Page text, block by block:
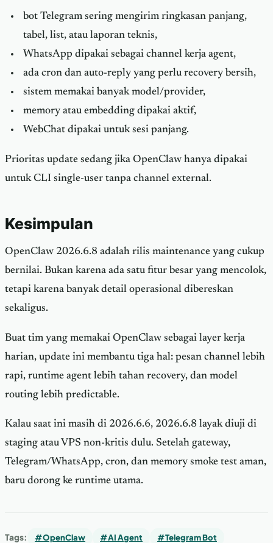
bot Telegram sering mengirim ringkasan panjang,
tabel, list, atau laporan teknis,
WhatsApp dipakai sebagai channel kerja agent,
ada cron dan auto-reply yang perlu recovery bersih,
sistem memakai banyak model/provider,
memory atau embedding dipakai aktif,
WebChat dipakai untuk sesi panjang.
Prioritas update sedang jika OpenClaw hanya dipakai
untuk CLI single-user tanpa channel external.
Kesimpulan
OpenClaw 2026.6.8 adalah rilis maintenance yang cukup
bernilai. Bukan karena ada satu fitur besar yang mencolok,
tetapi karena banyak detail operasional dibereskan
sekaligus.
Buat tim yang memakai OpenClaw sebagai layer kerja
harian, update ini membantu tiga hal: pesan channel lebih
rapi, runtime agent lebih tahan recovery, dan model
routing lebih predictable.
Kalau saat ini masih di 2026.6.6, 2026.6.8 layak diuji di
staging atau VPS non-kritis dulu. Setelah gateway,
Telegram/WhatsApp, cron, dan memory smoke test aman,
baru dorong ke runtime utama.
Tags: #OpenClaw #AI Agent
#Telegram Bot